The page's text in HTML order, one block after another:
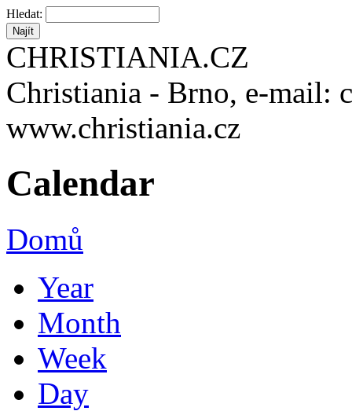
Hledat:
CHRISTIANIA.CZ
Christiania - Brno, e-mail:
www.christiania.cz
Calendar
Domů
Year
Month
Week
Day